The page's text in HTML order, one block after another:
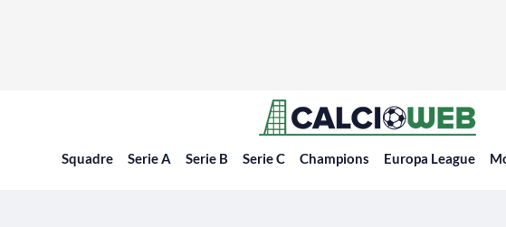
Squadre Serie A Serie B Serie C Champions Europa League